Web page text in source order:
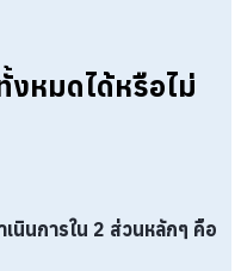
งหมดได้หรือไม่
นินการใน 2 ส่วนหลักๆ คือ